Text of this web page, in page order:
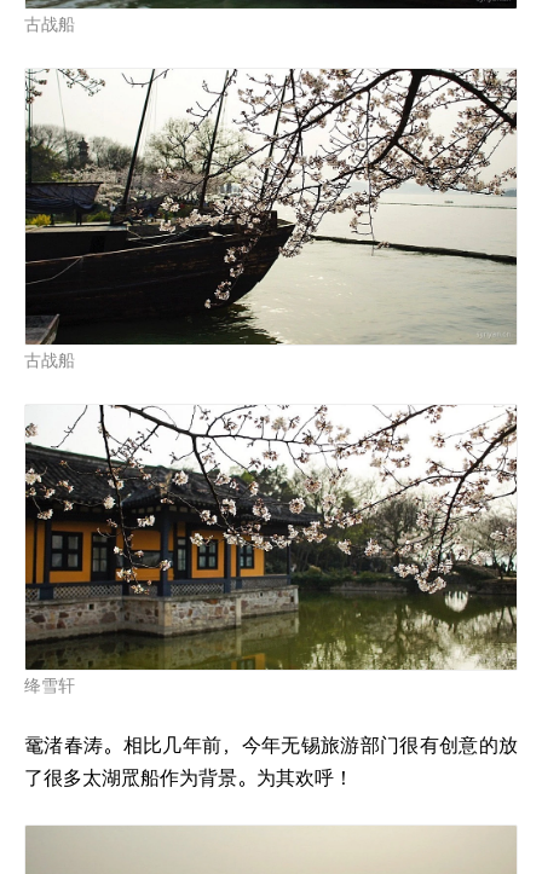
古战船
古战船
绛雪轩
鼋渚春涛。相比几年前，今年无锡旅游部门很有创意的放
了很多太湖罛船作为背景。为其欢呼！